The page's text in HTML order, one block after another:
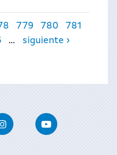
779 780
781
…
siguiente ›
InstagramYoutube